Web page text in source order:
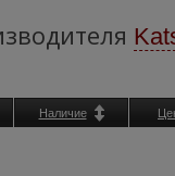
Наличие